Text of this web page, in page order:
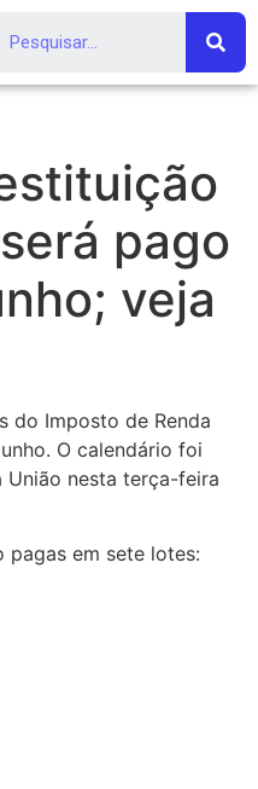
pago
veja
do Imposto de Renda
O calendário foi
nesta terça-feira
pagas em sete lotes: